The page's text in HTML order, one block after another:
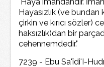
Hayasızlık (ve bundan
çirkin ve kırıcı sözler)
haksızlık)dan bir
cehennemdedir."
7239 - Ebu Sa'îdi'I-